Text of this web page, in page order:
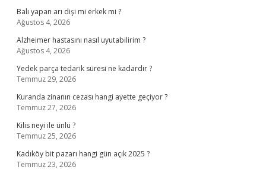
Balı yapan arı dişi mi erkek mi ?
Ağustos 4, 2026
Alzheimer hastasını nasıl uyutabilirim ?
Ağustos 4, 2026
Yedek parça tedarik süresi ne kadardır ?
Temmuz 29, 2026
Kuranda zinanın cezası hangi ayette geçiyor ?
Temmuz 27, 2026
Kilis neyi ile ünlü ?
Temmuz 25, 2026
Kadıköy bit pazarı hangi gün açık 2025 ?
Temmuz 23, 2026